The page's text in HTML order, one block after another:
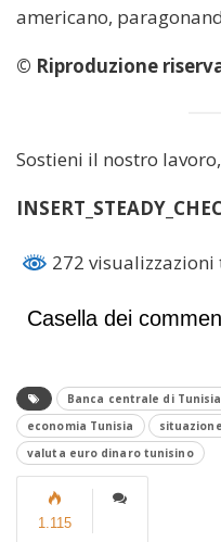
americano,
© Riproduzione
Sostieni il nostro
272
Casella dei
Banca centrale di Tunisia
economia Tunisia
valuta euro dinaro tunisino
1.115